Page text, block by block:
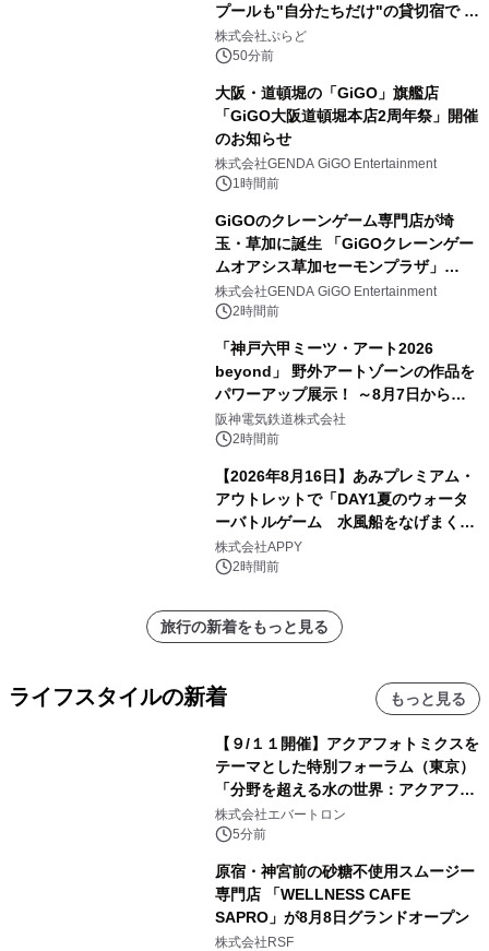
プールも"自分たちだけ"の貸切宿で 1
日1組限定「岩屋温泉 絵島別庭 海と
森」の握り寿司プラン
株式会社ぷらど
50分前
大阪・道頓堀の「GiGO」旗艦店
「GiGO大阪道頓堀本店2周年祭」開催
のお知らせ
株式会社GENDA GiGO Entertainment
1時間前
GiGOのクレーンゲーム専門店が埼
玉・草加に誕生 「GiGOクレーンゲー
ムオアシス草加セーモンプラザ」
2026年8月7日(金)10時グランドオープ
ン
株式会社GENDA GiGO Entertainment
2時間前
「神戸六甲ミーツ・アート2026
beyond」 野外アートゾーンの作品を
パワーアップ展示！ ～8月7日からは
直前割パスポートを販売～
阪神電気鉄道株式会社
2時間前
【2026年8月16日】あみプレミアム・
アウトレットで「DAY1夏のウォータ
ーバトルゲーム 水風船をなげまくろ
う！」を開催
株式会社APPY
2時間前
旅行の新着をもっと見る
ライフスタイルの新着 もっと見る
【９/１１開催】アクアフォトミクスを
テーマとした特別フォーラム（東京）
「分野を超える水の世界：アクアフォ
トミクスが切り拓く新しい科学の地
平」を開催
株式会社エバートロン
5分前
原宿・神宮前の砂糖不使用スムージー
専門店 「WELLNESS CAFE
SAPRO」が8月8日グランドオープン
株式会社RSF